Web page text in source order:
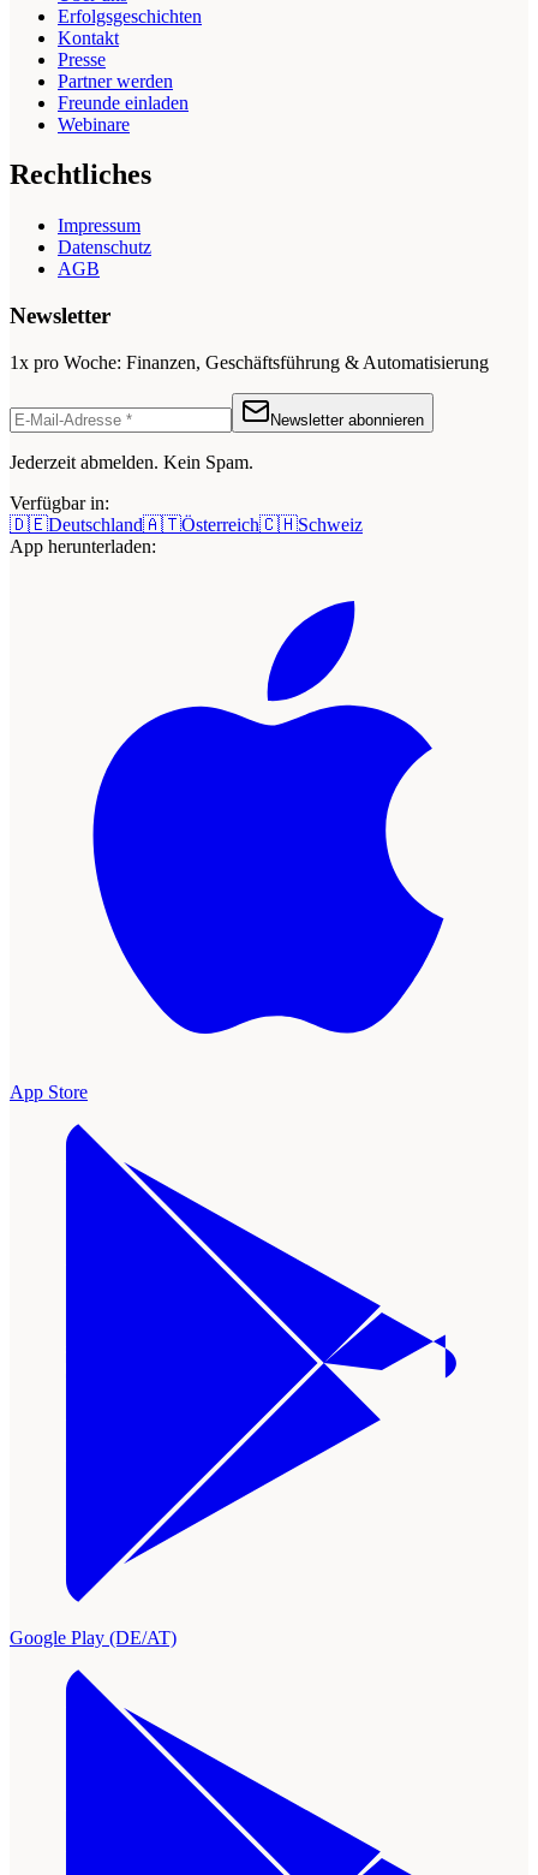
Erfolgsgeschichten
Kontakt
Presse
Partner werden
Freunde einladen
Webinare
Rechtliches
Impressum
Datenschutz
AGB
Newsletter
1x pro Woche: Finanzen, Geschäftsführung & Automatisierung
Newsletter abonnieren
Jederzeit abmelden. Kein Spam.
Verfügbar in:
🇩🇪Deutschland🇦🇹Österreich🇨🇭Schweiz
App herunterladen:
App Store
Google Play (DE/AT)